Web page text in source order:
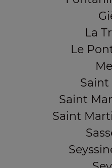
La
Le
Saint
Saint
Saint